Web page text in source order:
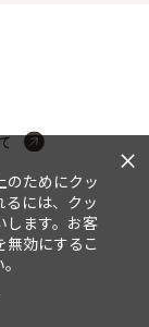
×
のためにクッ
には、クッ
します。お客
効にするこ